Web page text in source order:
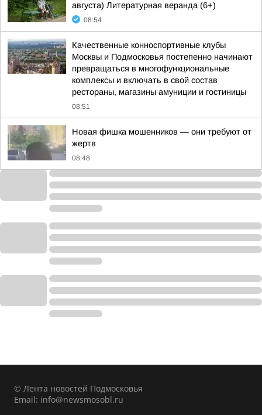
августа) Литературная веранда (6+)
08:54
Качественные конноспортивные клубы
Москвы и Подмосковья постепенно начинают
превращаться в многофункциональные
комплексы и включать в свой состав
рестораны, магазины амуниции и гостиницы
08:51
Новая фишка мошенников — они требуют от
жертв
08:48
© Лента новостей Подмосковья
Email: info@newsmosobl.ru